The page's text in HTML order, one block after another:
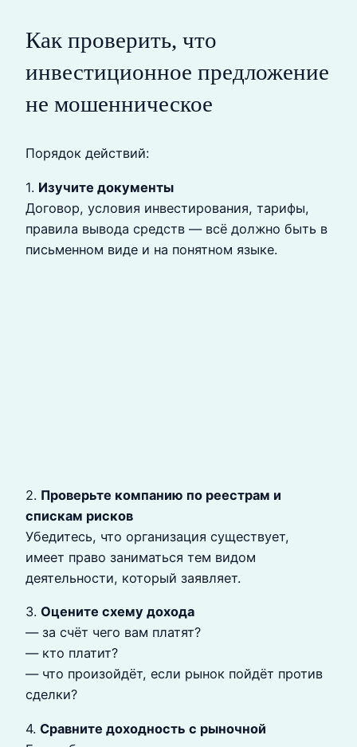
Как проверить, что
инвестиционное предложение
не мошенническое
Порядок действий:
1. Изучите документы
Договор, условия инвестирования, тарифы,
правила вывода средств — всё должно быть в
письменном виде и на понятном языке.
2. Проверьте компанию по реестрам и
спискам рисков
Убедитесь, что организация существует,
имеет право заниматься тем видом
деятельности, который заявляет.
3. Оцените схему дохода
— за счёт чего вам платят?
— кто платит?
— что произойдёт, если рынок пойдёт против
сделки?
4. Сравните доходность с рыночной